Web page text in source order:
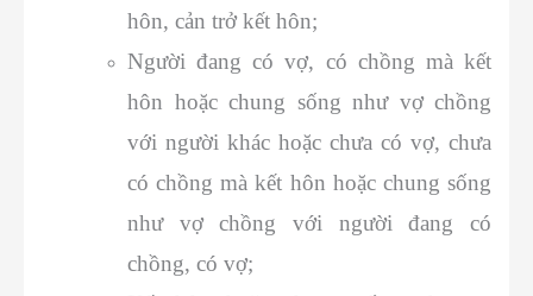
hôn, cản trở kết hôn;
Người đang có vợ, có chồng mà kết
hôn hoặc chung sống như vợ chồng
với người khác hoặc chưa có vợ, chưa
có chồng mà kết hôn hoặc chung sống
như vợ chồng với người đang có
chồng, có vợ;